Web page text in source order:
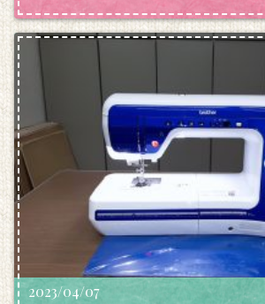
2023/04/07